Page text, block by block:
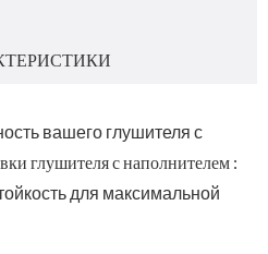
вашего глушителя с
глушителя с наполнителем :
для максимальной